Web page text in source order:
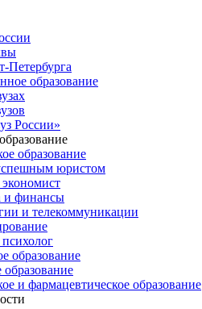
Петербурга
образование
России»
образование
юристом
и финансы
и телекоммуникации
образование
образование
и фармацевтическое образование